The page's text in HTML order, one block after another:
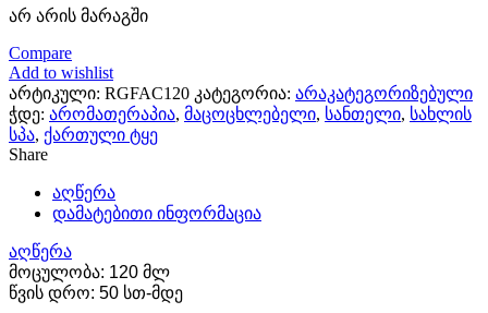
არ არის მარაგში
Compare
Add to wishlist
არტიკული: RGFAC120 კატეგორია: არაკატეგორიზებული
ჭდე: არომათერაპია, მაცოცხლებელი, სანთელი, სახლის
სპა, ქართული ტყე
Share
აღწერა
დამატებითი ინფორმაცია
აღწერა
მოცულობა: 120 მლ
წვის დრო: 50 სთ-მდე